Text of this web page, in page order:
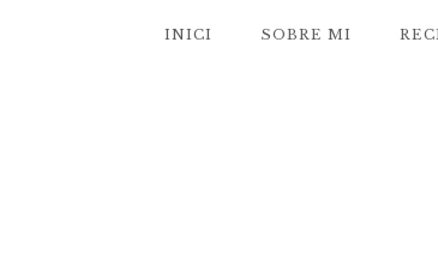
INICI SOBRE MI